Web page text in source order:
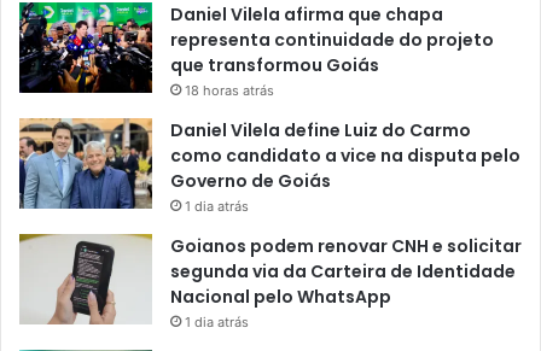
Daniel Vilela afirma que chapa
representa continuidade do projeto
que transformou Goiás
18 horas atrás
Daniel Vilela define Luiz do Carmo
como candidato a vice na disputa pelo
Governo de Goiás
1 dia atrás
Goianos podem renovar CNH e solicitar
segunda via da Carteira de Identidade
Nacional pelo WhatsApp
1 dia atrás